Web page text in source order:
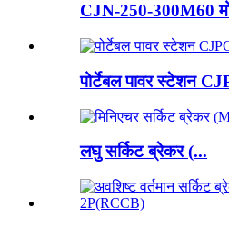
CJN-250-300M60
पोर्टेबल पावर स्टेशन
लघु सर्किट ब्रेकर (...